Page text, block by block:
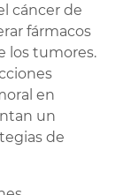
cáncer de
fármacos
los tumores.
en
un
de